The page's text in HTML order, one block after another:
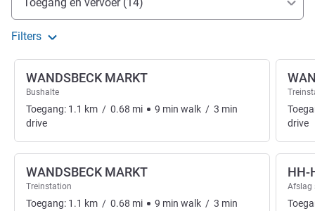
Filters
WANDSBECK MARKT
Bushalte
Toegang: 1.1 km / 0.68 mi 9 min walk / 3 min
drive
WANDSBECK MARKT
Treinstation
Toegang: 1.1 km / 0.68 mi 9 min walk / 3 min
drive
HH-
Afslag